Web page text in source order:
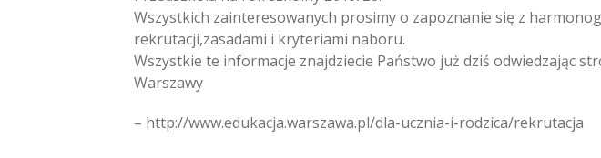
Wszystkich zainteresowanych prosimy o zapoznanie się z
rekrutacji,zasadami i kryteriami naboru.
Wszystkie te informacje znajdziecie Państwo już dziś odwiedzając
Warszawy
– http://www.edukacja.warszawa.pl/dla-ucznia-i-rodzica/rekrutacja